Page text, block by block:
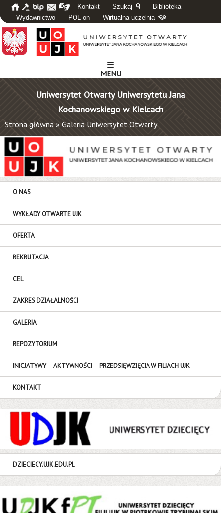
Kontakt Szukaj
Biblioteka
Wydawnictwo
POL-on Wirtualna uczelnia
MENU
Uniwersytet Otwarty Uniwersytetu Jana
Kochanowskiego w Kielcach
Strona główna » Galeria Uniwersytet Otwarty
O NAS
WYKŁADY OTWARTE UJK
OFERTA
REKRUTACJA
CEL
ZAKRES DZIAŁALNOŚCI
GALERIA
REPOZYTORIUM
INICJATYWY – AKTYWNOŚCI – PRZEDSIĘWZIĘCIA W FILIACH UJK
KONTAKT
DZIECIECY.UJK.EDU.PL